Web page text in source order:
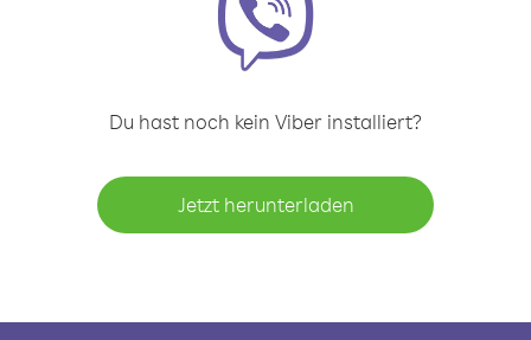
Du hast noch kein Viber installiert?
Jetzt herunterladen